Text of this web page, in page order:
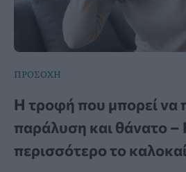
ΠΡΟΣΟΧΗ
Η τροφή που μπορεί να
παράλυση και θάνατο –
περισσότερο το